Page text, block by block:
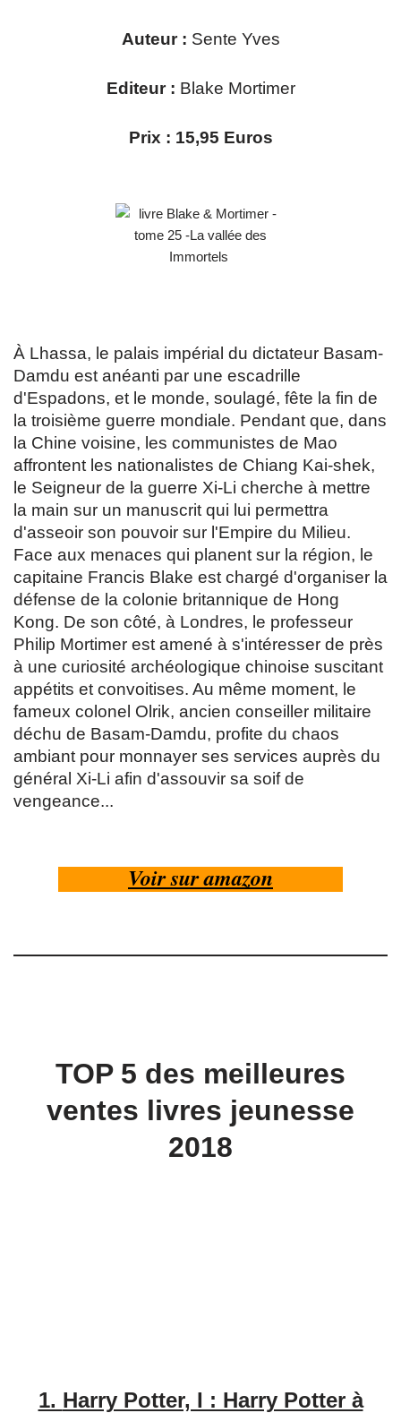
Auteur : Sente Yves
Editeur : Blake Mortimer
Prix : 15,95 Euros
À Lhassa, le palais impérial du dictateur Basam-
Damdu est anéanti par une escadrille
d'Espadons, et le monde, soulagé, fête la fin de
la troisième guerre mondiale. Pendant que, dans
la Chine voisine, les communistes de Mao
affrontent les nationalistes de Chiang Kai-shek,
le Seigneur de la guerre Xi-Li cherche à mettre
la main sur un manuscrit qui lui permettra
d'asseoir son pouvoir sur l'Empire du Milieu.
Face aux menaces qui planent sur la région, le
capitaine Francis Blake est chargé d'organiser la
défense de la colonie britannique de Hong
Kong. De son côté, à Londres, le professeur
Philip Mortimer est amené à s'intéresser de près
à une curiosité archéologique chinoise suscitant
appétits et convoitises. Au même moment, le
fameux colonel Olrik, ancien conseiller militaire
déchu de Basam-Damdu, profite du chaos
ambiant pour monnayer ses services auprès du
général Xi-Li afin d'assouvir sa soif de
vengeance...
Voir sur amazon
TOP 5 des meilleures
ventes livres jeunesse
2018
1. Harry Potter, I : Harry Potter à